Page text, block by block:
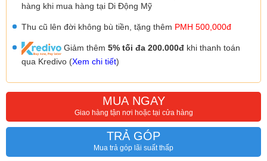
hàng khi mua hàng tại Di Động Mỹ
Thu cũ lên đời không bù tiền, tặng thêm PMH 500,000đ
Giảm thêm 5% tối đa 200.000đ khi thanh toán
qua Kredivo (Xem chi tiết)
MUA NGAY
Giao hàng tận nơi hoặc tại cửa hàng
TRẢ GÓP
Mua trả góp lãi suất thấp